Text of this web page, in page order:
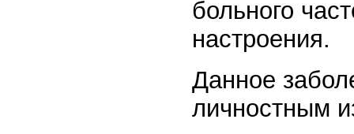
больного
настроения.
Данное
личностным